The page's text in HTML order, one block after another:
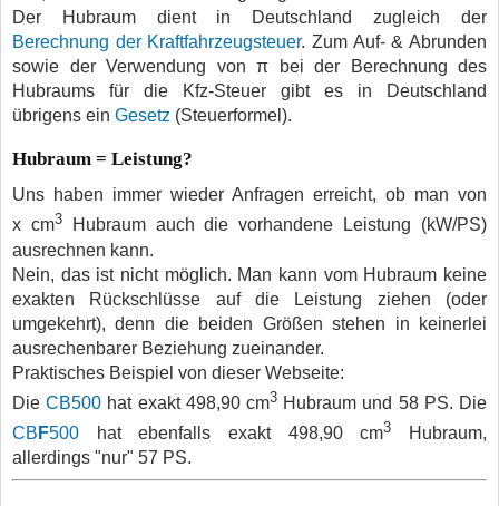
Der Hubraum dient in Deutschland zugleich der
Berechnung der Kraftfahrzeugsteuer. Zum Auf- & Abrunden
sowie der Verwendung von π bei der Berechnung des
Hubraums für die Kfz-Steuer gibt es in Deutschland
übrigens ein Gesetz (Steuerformel).
Hubraum = Leistung?
Uns haben immer wieder Anfragen erreicht, ob man von
x cm3Hubraum auch die vorhandene Leistung (kW/PS)
ausrechnen kann.
Nein, das ist nicht möglich. Man kann vom Hubraum keine
exakten Rückschlüsse auf die Leistung ziehen (oder
umgekehrt), denn die beiden Größen stehen in keinerlei
ausrechenbarer Beziehung zueinander.
Praktisches Beispiel von dieser Webseite:
DieCB500 hat exakt 498,90 cm3 Hubraum und 58 PS. Die
CB F500 hat ebenfalls exakt 498,90 cm3 Hubraum,
allerdings "nur" 57 PS.